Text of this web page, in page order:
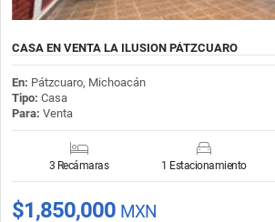
CASA EN VENTA LA ILUSION PÁTZCUARO
En: Pátzcuaro, Michoacán
Tipo: Casa
Para: Venta
3 Recámaras 1 Estacionamiento
$1,850,000 MXN